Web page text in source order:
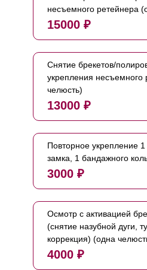
несъемного ретейнера
15000 ₽
Снятие брекетов/
укрепления несъемного
челюсть)
13000 ₽
Повторное укрепление
замка, 1 бандажного
3000 ₽
Осмотр с активацией
(снятие назубной дуги,
коррекция) (одна
4000 ₽